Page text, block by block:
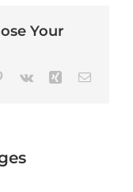
Your
Pinterest
Vk XingEmail